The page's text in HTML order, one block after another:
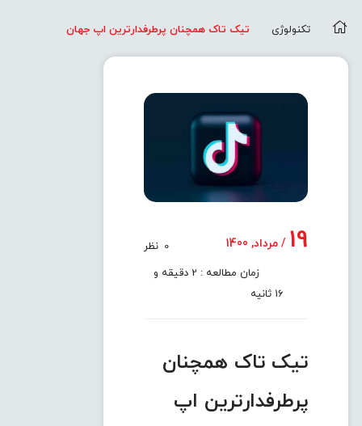
تکنولوژی تیک تاک همچنان پرطرفدارترین اپ جهان
19 / مرداد, 1400 0 نظر
زمان مطالعه : 2 دقیقه و
16 ثانیه
تیک تاک همچنان
پرطرفدارترین اپ